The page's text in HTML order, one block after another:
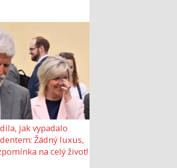
jak vypadalo
Žádný luxus,
na celý život!